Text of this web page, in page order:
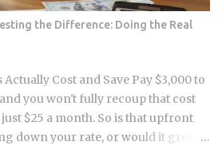
mix. Your debt-to-income ratio
isn't a factor in credit scoring.
affordability, and a ratio near
as favorable to them. A shorter
more than...
the Difference: Doing the Real
Cost and Save Pay $3,000 to
you won't fully recoup that cost
just $25 a month. So is that upfront
down your rate, or would it grow